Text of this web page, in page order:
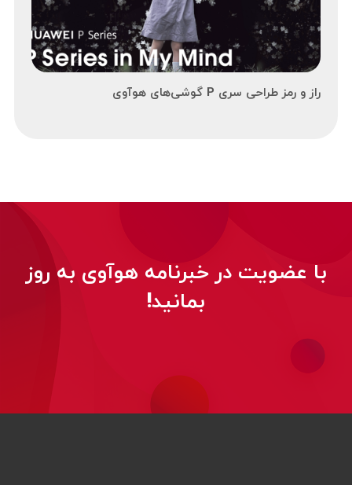
راز و رمز طراحی سری P گوشی‌های هوآوی
با عضویت در خبرنامه هوآوی به روز
بمانید!